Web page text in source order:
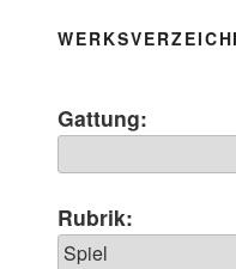
Gattung:
Rubrik: